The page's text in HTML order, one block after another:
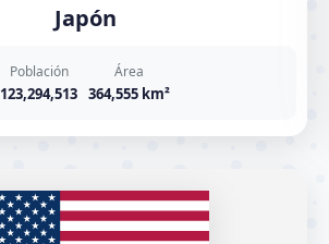
Japón
Población
123,294,513
Área
364,555 km²